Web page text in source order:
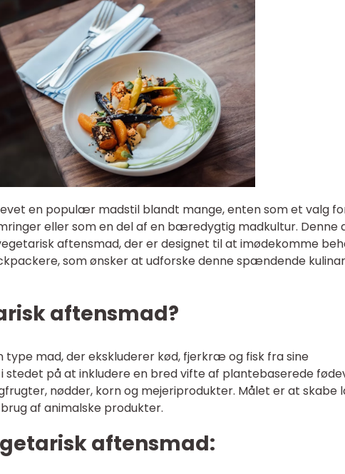
en populær madstil blandt mange, enten som et valg
eller som en del af en bæredygtig madkultur. Denne
aftensmad, der er designet til at imødekomme
som ønsker at udforske denne spændende
aftensmad?
type mad, der ekskluderer kød, fjerkræ og fisk fra sine
stedet på at inkludere en bred vifte af plantebaserede
nødder, korn og mejeriprodukter. Målet er at
af animalske produkter.
aftensmad: